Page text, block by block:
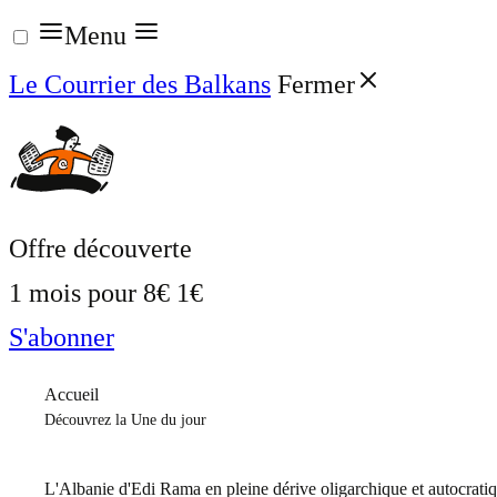
Aller
au
contenu
Menu
Le Courrier des Balkans Fermer
Offre découverte
1 mois pour 8€ 1€
S'abonner
Accueil
Découvrez la Une du jour
L'Albanie d'Edi Rama en pleine dérive oligarchique et